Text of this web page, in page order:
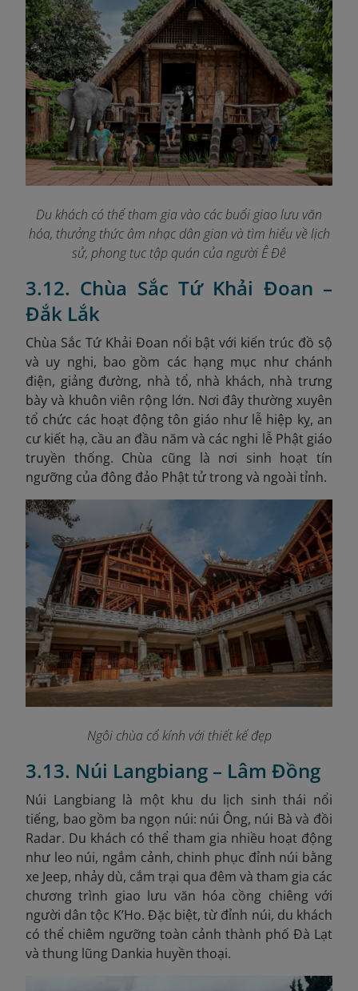
Du khách có thể tham gia vào các buổi giao lưu văn
hóa, thưởng thức âm nhạc dân gian và tìm hiểu về lịch
sử, phong tục tập quán của người Ê Đê
3.12. Chùa Sắc Tứ Khải Đoan –
Đắk Lắk
Chùa Sắc Tứ Khải Đoan nổi bật với kiến trúc đồ sộ
và uy nghi, bao gồm các hạng mục như chánh
điện, giảng đường, nhà tổ, nhà khách, nhà trưng
bày và khuôn viên rộng lớn. Nơi đây thường xuyên
tổ chức các hoạt động tôn giáo như lễ hiệp kỵ, an
cư kiết hạ, cầu an đầu năm và các nghi lễ Phật giáo
truyền thống. Chùa cũng là nơi sinh hoạt tín
ngưỡng của đông đảo Phật tử trong và ngoài tỉnh.
Ngôi chùa cổ kính với thiết kế đẹp
3.13. Núi Langbiang – Lâm Đồng
Núi Langbiang là một khu du lịch sinh thái nổi
tiếng, bao gồm ba ngọn núi: núi Ông, núi Bà và đồi
Radar. Du khách có thể tham gia nhiều hoạt động
như leo núi, ngắm cảnh, chinh phục đỉnh núi bằng
xe Jeep, nhảy dù, cắm trại qua đêm và tham gia các
chương trình giao lưu văn hóa cồng chiêng với
người dân tộc K’Ho. Đặc biệt, từ đỉnh núi, du khách
có thể chiêm ngưỡng toàn cảnh thành phố Đà Lạt
và thung lũng Dankia huyền thoại.